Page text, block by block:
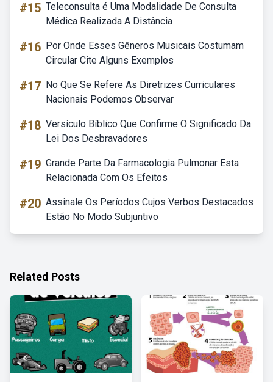
#15 Teleconsulta é Uma Modalidade De Consulta
Médica Realizada A Distância
#16 Por Onde Esses Gêneros Musicais Costumam
Circular Cite Alguns Exemplos
#17 No Que Se Refere As Diretrizes Curriculares
Nacionais Podemos Observar
#18 Versículo Bíblico Que Confirme O Significado Da
Lei Dos Desbravadores
#19 Grande Parte Da Farmacologia Pulmonar Esta
Relacionada Com Os Efeitos
#20 Assinale Os Períodos Cujos Verbos Destacados
Estão No Modo Subjuntivo
Related Posts